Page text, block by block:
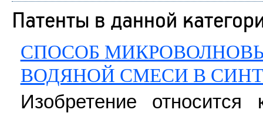
Патенты в данной
СПОСОБ
ВОДЯНОЙ СМЕСИ В
Изобретение